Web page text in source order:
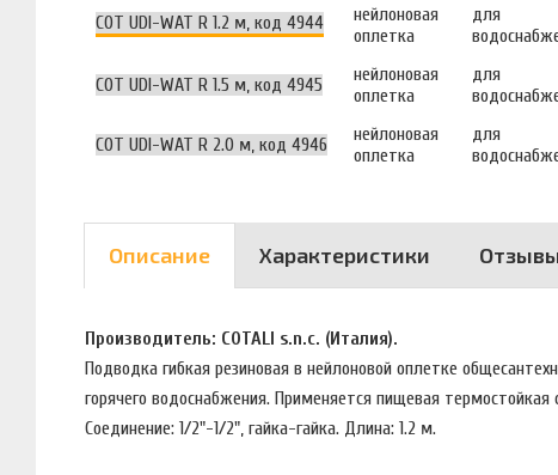
COT UDI-WAT R 1.2 м, код 4944
нейлоновая
оплетка
для
COT UDI-WAT R 1.5 м, код 4945
нейлоновая
оплетка
для
COT UDI-WAT R 2.0 м, код 4946
нейлоновая
оплетка
для
Описание Характеристики
Производитель: COTALI s.n.c. (Италия).
Подводка гибкая резиновая в нейлоновой оплетке
горячего водоснабжения. Применяется пищевая термостойкая
Соединение: 1/2"-1/2", гайка-гайка. Длина: 1.2 м.